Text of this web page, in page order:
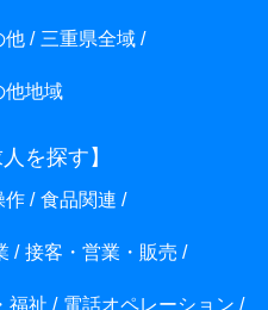
他 三重県全域
他地域
を探す】
作 食品関連
接客・営業・販売
福祉 電話オペレーション